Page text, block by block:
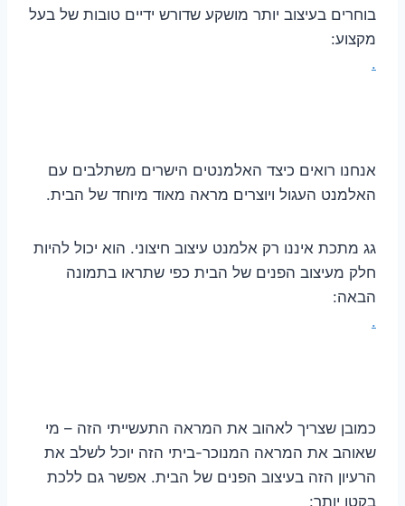
בוחרים בעיצוב יותר מושקע שדורש ידיים טובות של בעל
מקצוע:
.
אנחנו רואים כיצד האלמנטים הישרים משתלבים עם
האלמנט העגול ויוצרים מראה מאוד מיוחד של הבית.
גג מתכת איננו רק אלמנט עיצוב חיצוני. הוא יכול להיות
חלק מעיצוב הפנים של הבית כפי שתראו בתמונה
הבאה:
.
כמובן שצריך לאהוב את המראה התעשייתי הזה – מי
שאוהב את המראה המנוכר-ביתי הזה יוכל לשלב את
הרעיון הזה בעיצוב הפנים של הבית. אפשר גם ללכת
בקטן יותר: